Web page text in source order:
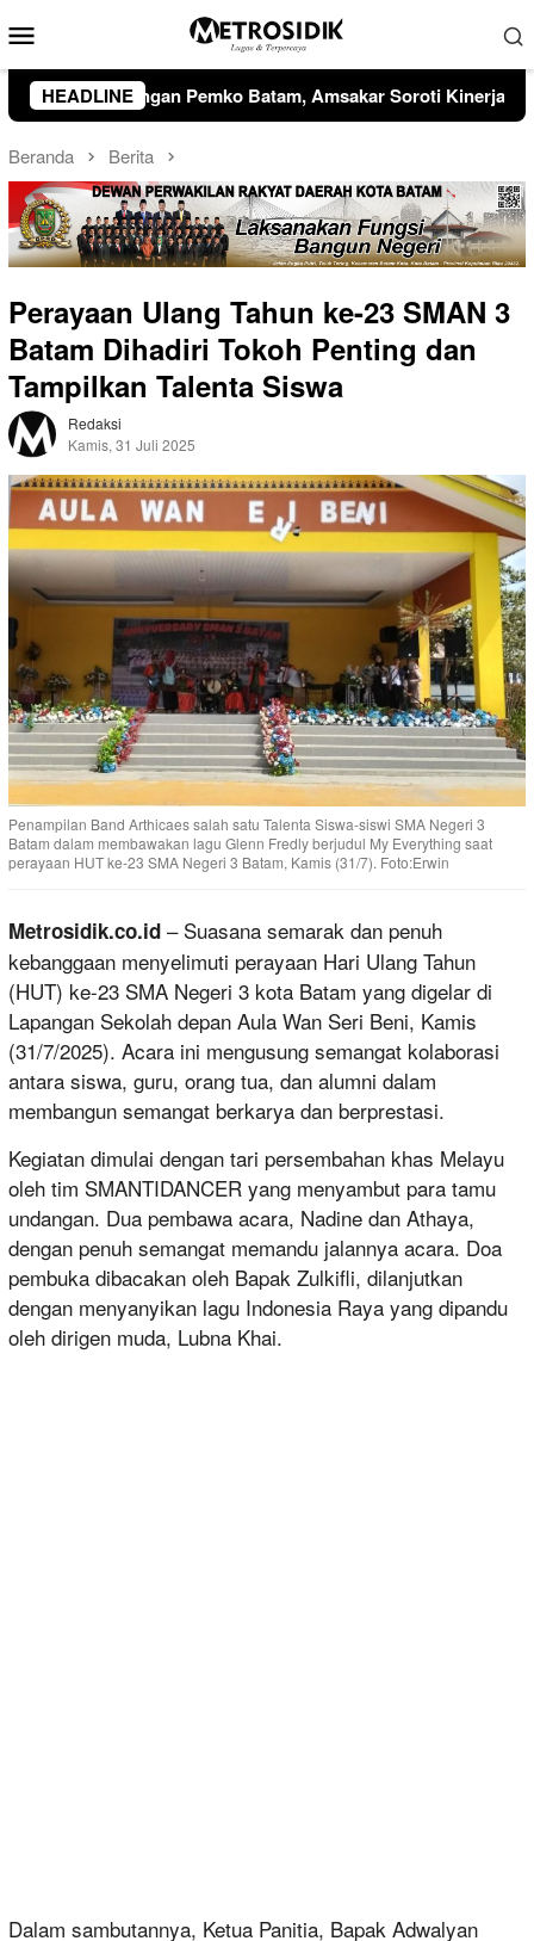
ke
kontenMobile
HEADLINE
Soroti Kinerja OPD dan Optimalisasi Pendapatan Daerah
Beranda Berita
Perayaan Ulang Tahun ke-23 SMAN 3
Batam Dihadiri Tokoh Penting dan
Tampilkan Talenta Siswa
Redaksi
Kamis, 31 Juli 2025
Penampilan Band Arthicaes salah satu Talenta Siswa-siswi SMA Negeri 3
Batam dalam membawakan lagu Glenn Fredly berjudul My Everything saat
perayaan HUT ke-23 SMA Negeri 3 Batam, Kamis (31/7). Foto:Erwin
Metrosidik.co.id – Suasana semarak dan penuh
kebanggaan menyelimuti perayaan Hari Ulang Tahun
(HUT) ke-23 SMA Negeri 3 kota Batam yang digelar di
Lapangan Sekolah depan Aula Wan Seri Beni, Kamis
(31/7/2025). Acara ini mengusung semangat kolaborasi
antara siswa, guru, orang tua, dan alumni dalam
membangun semangat berkarya dan berprestasi.
Kegiatan dimulai dengan tari persembahan khas Melayu
oleh tim SMANTIDANCER yang menyambut para tamu
undangan. Dua pembawa acara, Nadine dan Athaya,
dengan penuh semangat memandu jalannya acara. Doa
pembuka dibacakan oleh Bapak Zulkifli, dilanjutkan
dengan menyanyikan lagu Indonesia Raya yang dipandu
oleh dirigen muda, Lubna Khai.
Dalam sambutannya, Ketua Panitia, Bapak Adwalyan